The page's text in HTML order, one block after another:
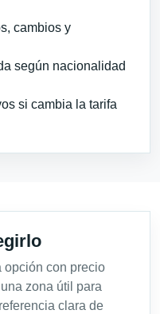
cambios y
según nacionalidad
si cambia la tarifa
opción con precio
zona útil para
clara de